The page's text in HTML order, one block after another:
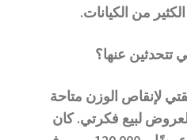
من الكيانات.
تتحدثين عنها؟
لإنقاص الوزن متاحة
لبيع فكرتي. كان